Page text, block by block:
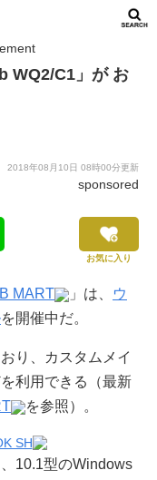
WQ2/C1」が お
2018年08月10日 08時00分更新
sponsored
お気に入り
MART 」は、
ウ
を開催中だ。
り、カスタムメイ
利用できる（最新
を参照）。
10.1型のWindows